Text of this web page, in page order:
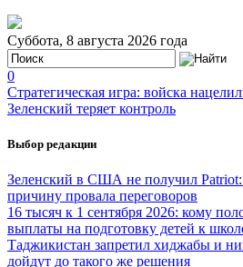
Суббота, 8 августа 2026 года
0
Стратегическая игра: войска
Зеленский теряет контроль
Выбор редакции
Зеленский в США не получил Patriot:
причину провала переговоров
16 тысяч к 1 сентября 2026: кому
выплаты на подготовку детей к
Таджикистан запретил хиджабы и
дойдут до такого же решения